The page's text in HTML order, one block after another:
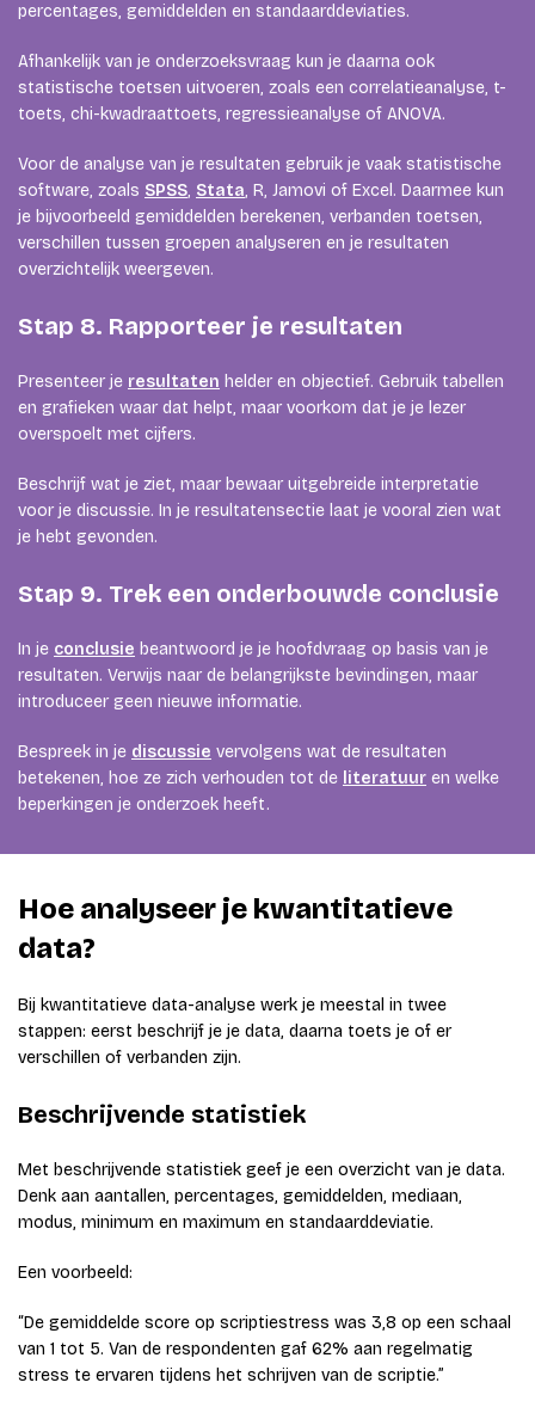
percentages, gemiddelden en standaarddeviaties.
Afhankelijk van je onderzoeksvraag kun je daarna ook
statistische toetsen uitvoeren, zoals een correlatieanalyse, t-
toets, chi-kwadraattoets, regressieanalyse of ANOVA.
Voor de analyse van je resultaten gebruik je vaak statistische
software, zoals SPSS, Stata, R, Jamovi of Excel. Daarmee kun
je bijvoorbeeld gemiddelden berekenen, verbanden toetsen,
verschillen tussen groepen analyseren en je resultaten
overzichtelijk weergeven.
Stap 8. Rapporteer je resultaten
Presenteer je resultaten helder en objectief. Gebruik tabellen
en grafieken waar dat helpt, maar voorkom dat je je lezer
overspoelt met cijfers.
Beschrijf wat je ziet, maar bewaar uitgebreide interpretatie
voor je discussie. In je resultatensectie laat je vooral zien wat
je hebt gevonden.
Stap 9. Trek een onderbouwde conclusie
In je conclusie beantwoord je je hoofdvraag op basis van je
resultaten. Verwijs naar de belangrijkste bevindingen, maar
introduceer geen nieuwe informatie.
Bespreek in je discussie vervolgens wat de resultaten
betekenen, hoe ze zich verhouden tot de literatuur en welke
beperkingen je onderzoek heeft.
Hoe analyseer je kwantitatieve
data?
Bij kwantitatieve data-analyse werk je meestal in twee
stappen: eerst beschrijf je je data, daarna toets je of er
verschillen of verbanden zijn.
Beschrijvende statistiek
Met beschrijvende statistiek geef je een overzicht van je data.
Denk aan aantallen, percentages, gemiddelden, mediaan,
modus, minimum en maximum en standaarddeviatie.
Een voorbeeld:
“De gemiddelde score op scriptiestress was 3,8 op een schaal
van 1 tot 5. Van de respondenten gaf 62% aan regelmatig
stress te ervaren tijdens het schrijven van de scriptie.”